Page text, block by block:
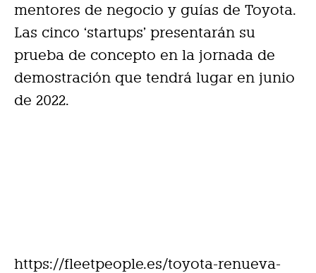
mentores de negocio y guías de Toyota.
Las cinco ‘startups’ presentarán su
prueba de concepto en la jornada de
demostración que tendrá lugar en junio
de 2022.
https://fleetpeople.es/toyota-renueva-